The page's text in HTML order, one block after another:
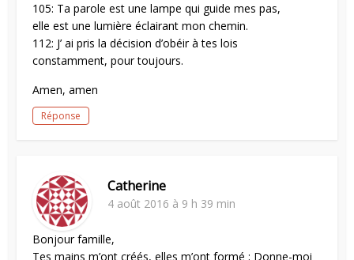
105: Ta parole est une lampe qui guide mes pas,
elle est une lumière éclairant mon chemin.
112: J’ ai pris la décision d’obéir à tes lois
constamment, pour toujours.
Amen, amen
Réponse
Catherine
4 août 2016 à 9 h 39 min
Bonjour famille,
Tes mains m’ont créés, elles m’ont formé ; Donne-moi